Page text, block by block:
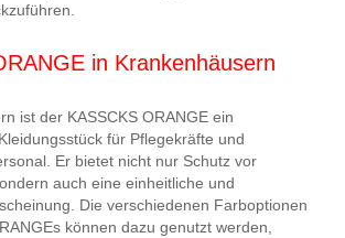
in Krankenhäusern
ist der KASSCKS ORANGE ein
für Pflegekräfte und
Er bietet nicht nur Schutz vor
auch eine einheitliche und
Die verschiedenen Farboptionen
können dazu genutzt werden,